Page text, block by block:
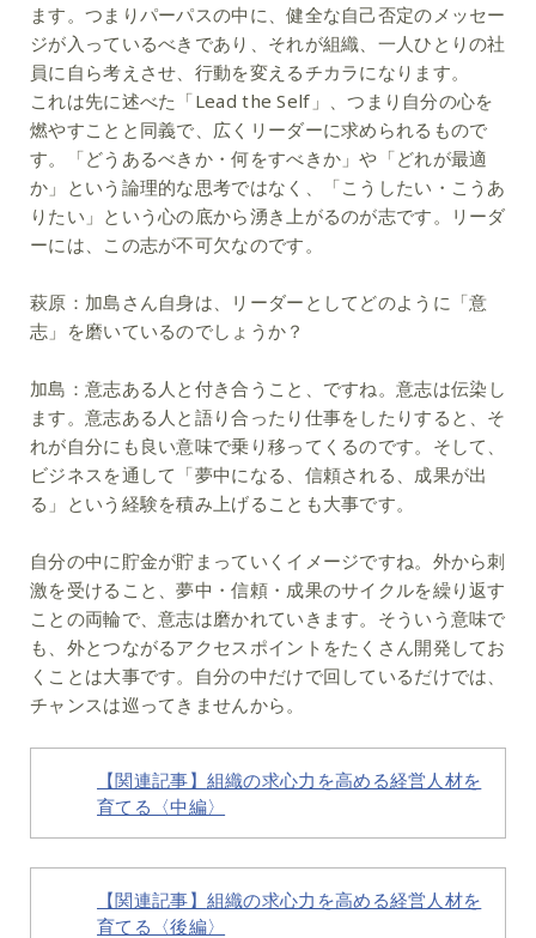
ます。つまりパーパスの中に、健全な自己否定のメッセー
ジが入っているべきであり、それが組織、一人ひとりの社
員に自ら考えさせ、行動を変えるチカラになります。
これは先に述べた「Lead the Self」、つまり自分の心を
燃やすことと同義で、広くリーダーに求められるもので
す。「どうあるべきか・何をすべきか」や「どれが最適
か」という論理的な思考ではなく、「こうしたい・こうあ
りたい」という心の底から湧き上がるのが志です。リーダ
ーには、この志が不可欠なのです。
萩原： 加島さん自身は、リーダーとしてどのように「意
志」を磨いているのでしょうか？
加島： 意志ある人と付き合うこと、ですね。意志は伝染し
ます。意志ある人と語り合ったり仕事をしたりすると、そ
れが自分にも良い意味で乗り移ってくるのです。そして、
ビジネスを通して「夢中になる、信頼される、成果が出
る」という経験を積み上げることも大事です。
自分の中に貯金が貯まっていくイメージですね。外から刺
激を受けること、夢中・信頼・成果のサイクルを繰り返す
ことの両輪で、意志は磨かれていきます。そういう意味で
も、外とつながるアクセスポイントをたくさん開発してお
くことは大事です。自分の中だけで回しているだけでは、
チャンスは巡ってきませんから。
【関連記事】 組織の求心力を高める経営人材を
育てる〈中編〉
【関連記事】 組織の求心力を高める経営人材を
育てる〈後編〉